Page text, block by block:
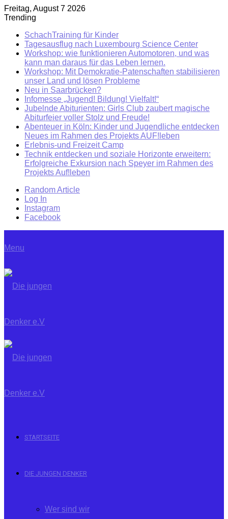
Freitag, August 7 2026
Trending
SchachTraining für Kinder
Tagesausflug nach Luxembourg Science Center
Workshop: wie funktionieren Automotoren, und was
kann man daraus für das Leben lernen.
Workshop: Mit Demokratie-Patenschaften stabilisieren
unser Land und lösen Probleme
Neu in Saarbrücken?
Infomesse „Jugend! Bildung! Vielfalt!“
Jubelnde Abiturienten: Girls Club zaubert magische
Abiturfeier voller Stolz und Freude!
Abenteuer in Köln: Kinder und Jugendliche entdecken
Neues im Rahmen des Projekts AUF!leben
Erlebnis-und Freizeit Camp
Technik entdecken und soziale Horizonte erweitern:
Erfolgreiche Exkursion nach Speyer im Rahmen des
Projekts Auf!leben
Random Article
Log In
Instagram
Facebook
Menu
STARTSEITE
DIE JUNGEN DENKER
Wer sind wir